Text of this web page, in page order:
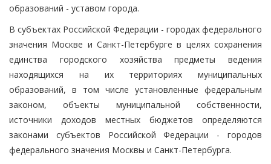
образований - уставом города.
В субъектах Российской Федерации - городах федерального
значения Москве и Санкт-Петербурге в целях сохранения
единства городского хозяйства предметы ведения
находящихся на их территориях муниципальных
образований, в том числе установленные федеральным
законом, объекты муниципальной собственности,
источники доходов местных бюджетов определяются
законами субъектов Российской Федерации - городов
федерального значения Москвы и Санкт-Петербурга.